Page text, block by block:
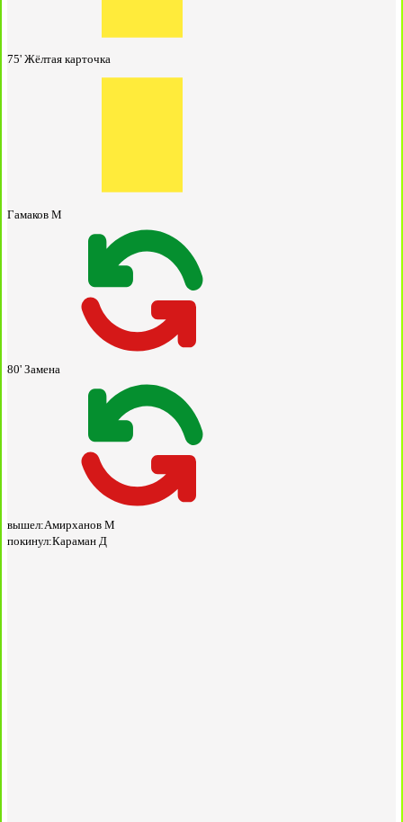
75' Жёлтая карточка
Гамаков М
80' Замена
вышел:Амирханов М
покинул:Караман Д